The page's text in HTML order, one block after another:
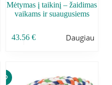
Mėtymas į taikinį – žaidimas
vaikams ir suaugusiems
43.56€ Daugiau